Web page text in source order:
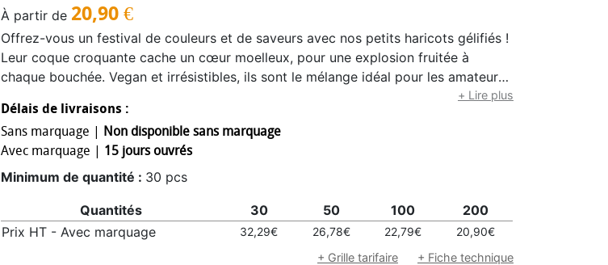
À partir de 20,90 €
Offrez-vous un festival de couleurs et de saveurs avec nos petits haricots gélifiés !
Leur coque croquante cache un cœur moelleux, pour une explosion fruitée à
chaque bouchée. Vegan et irrésistibles, ils sont le mélange idéal pour les amateurs
de variété et de plaisir sucré. Conservation optimale : 10 à 12 mois dans un endroit
frais et sec.
+ Lire plus
Délais de livraisons :
Sans marquage | Non disponible sans marquage
Avec marquage | 15 jours ouvrés
Minimum de quantité : 30 pcs
Quantités 30 50 100
200
Prix HT - Avec marquage
32,29€ 26,78€ 22,79€
20,90€
+ Grille tarifaire
+ Fiche technique